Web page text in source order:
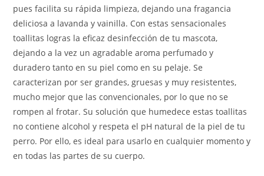
pues facilita su rápida limpieza, dejando una fragancia
deliciosa a lavanda y vainilla. Con estas sensacionales
toallitas logras la eficaz desinfección de tu mascota,
dejando a la vez un agradable aroma perfumado y
duradero tanto en su piel como en su pelaje. Se
caracterizan por ser grandes, gruesas y muy resistentes,
mucho mejor que las convencionales, por lo que no se
rompen al frotar. Su solución que humedece estas toallitas
no contiene alcohol y respeta el pH natural de la piel de tu
perro. Por ello, es ideal para usarlo en cualquier momento y
en todas las partes de su cuerpo.